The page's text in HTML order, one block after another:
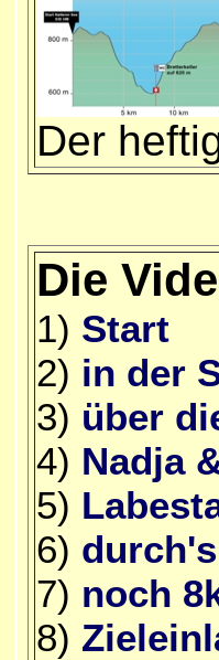
Der
Die
1) Start
2) in der
3) über
4) Nadja
5)
6)
7) noch
8)